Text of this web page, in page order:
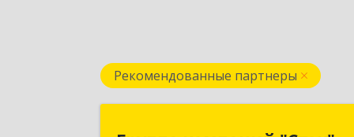
Рекомендованные партнеры
Группа компаний "Стэк"